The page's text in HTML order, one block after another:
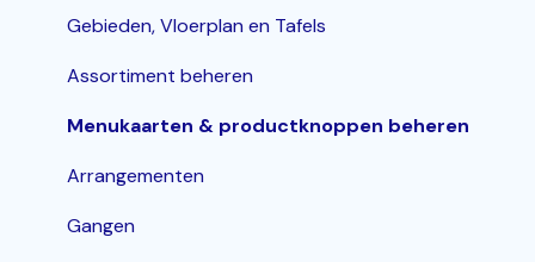
Bestelzuil en Kiosk-QR
Bestellingen invoeren & bewerken
Korting
Inloggen, In- en Uitklokken
KDS / Bestellingenscherm
Groepen
Gebieden, Vloerplan en Tafels
Assortiment beheren
Menukaarten & productknoppen beheren
Arrangementen
Gangen